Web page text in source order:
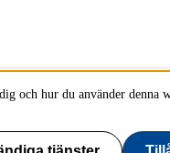
och hur du använder denna